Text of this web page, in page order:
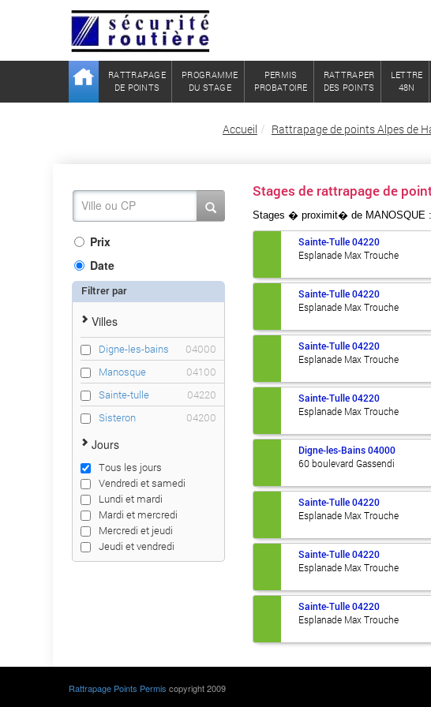
RATTRAPAGE
DE POINTS
PROGRAMME
DU STAGE
PERMIS
PROBATOIRE
RATTRAPER
DES POINTS
LETTRE
48N
Accueil Rattrapage de points Alpes de
Prix
Date
Filtrer par
Villes
Digne-les-bains
04000
Manosque
04100
Sainte-tulle
04220
Sisteron
04200
Jours
Tous les jours
Vendredi et samedi
Lundi et mardi
Mardi et mercredi
Mercredi et jeudi
Jeudi et vendredi
Stages de rattrapage de
Stages � proximit� de MANOSQUE :
Sainte-Tulle 04220
Esplanade Max Trouche
Sainte-Tulle 04220
Esplanade Max Trouche
Sainte-Tulle 04220
Esplanade Max Trouche
Sainte-Tulle 04220
Esplanade Max Trouche
Digne-les-Bains 04000
60 boulevard Gassendi
Sainte-Tulle 04220
Esplanade Max Trouche
Sainte-Tulle 04220
Esplanade Max Trouche
Sainte-Tulle 04220
Esplanade Max Trouche
Rattrapage Points Permis copyright 2009